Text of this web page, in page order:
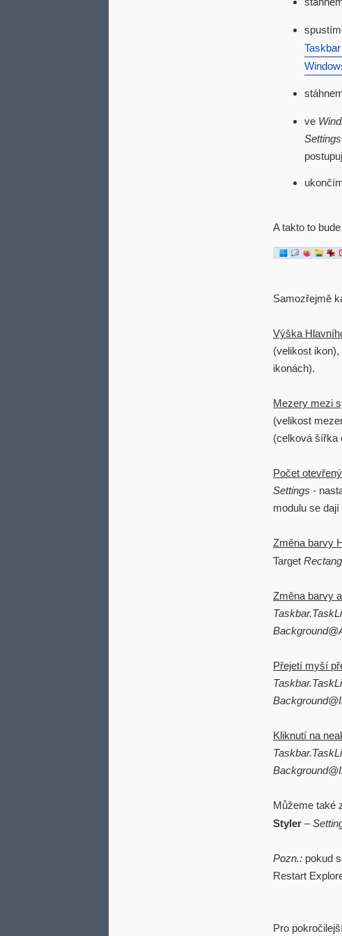
ve
Settings
A takto to
Samozřejmě
Výška
(velikost ikon),
ikonách).
Mezery mezi
(velikost
(celková šířka
Počet
Settings -
modulu se
Změna barvy
Target
Změna barvy
Přejetí myší
Kliknutí na
Můžeme také
Styler –
Pozn.: pokud
Restart
Pro